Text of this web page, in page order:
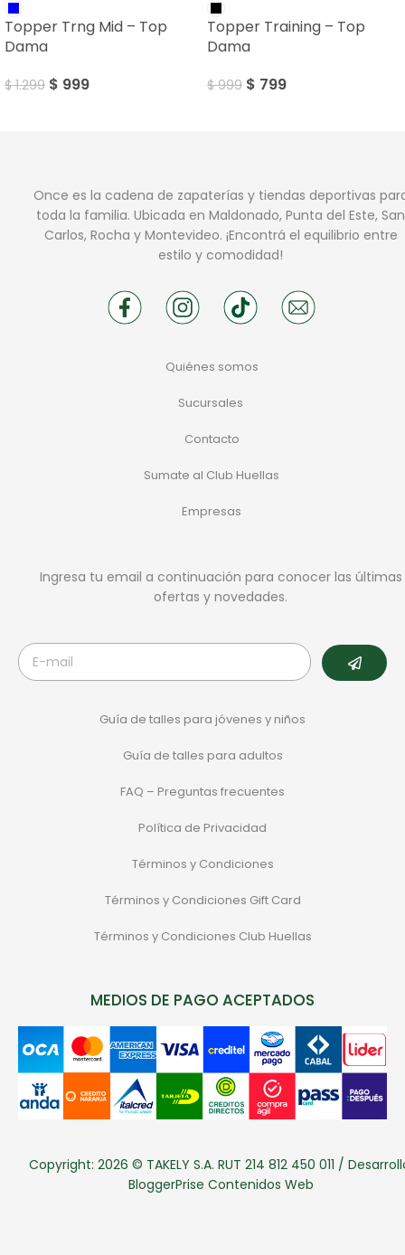
Topper Trng Mid – Top
Dama
$1.299 $ 999
Topper Training – Top
Dama
$999 $ 799
Once es la cadena de zapaterías y tiendas deportivas
toda la familia. Ubicada en Maldonado, Punta del Este, San
Carlos, Rocha y Montevideo. ¡Encontrá el equilibrio entre
estilo y comodidad!
Quiénes somos
Sucursales
Contacto
Sumate al Club Huellas
Empresas
Ingresa tu email a continuación para conocer las últimas
ofertas y novedades.
Guía de talles para jóvenes y niños
Guía de talles para adultos
FAQ – Preguntas frecuentes
Política de Privacidad
Términos y Condiciones
Términos y Condiciones Gift Card
Términos y Condiciones Club Huellas
MEDIOS DE PAGO ACEPTADOS
Copyright: 2026 © TAKELY S.A. RUT 214 812 450 011 /
BloggerPrise Contenidos Web